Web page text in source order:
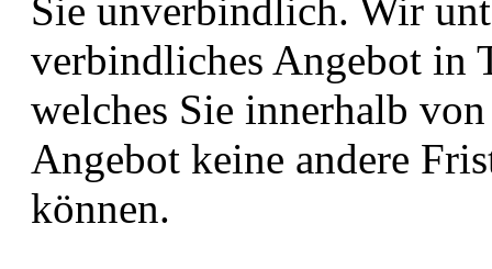
Sie unverbindlich. Wir
verbindliches Angebot in
welches Sie innerhalb
Angebot keine andere
können.